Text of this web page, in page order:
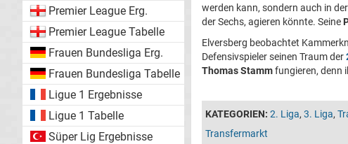
Premier League Erg.
Premier League Tabelle
Frauen Bundesliga Erg.
Frauen Bundesliga Tabelle
Ligue 1 Ergebnisse
Ligue 1 Tabelle
Süper Lig Ergebnisse
werden kann, sondern auch in
der Sechs, agieren könnte. Seine
Elversberg beobachtet
Defensivspieler seinen Traum der
Thomas Stammfungieren, denn
KATEGORIEN: 2. Liga, 3. Liga,
Transfermarkt